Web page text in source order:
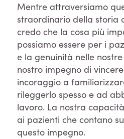
Mentre attraversiamo
straordinario della storia
credo che la cosa più
possiamo essere per i
e la genuinità nelle
nostro impegno di
incoraggio a
rileggerlo spesso e ad
lavoro. La nostra
ai pazienti che contano
questo impegno.